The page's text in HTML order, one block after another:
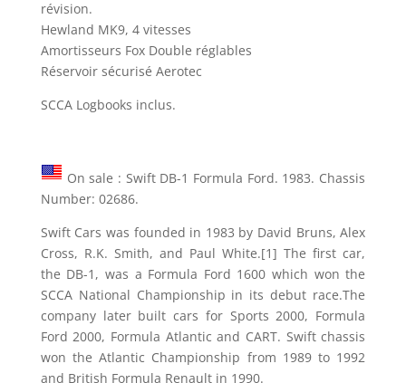
révision.
Hewland MK9, 4 vitesses
Amortisseurs Fox Double réglables
Réservoir sécurisé Aerotec
SCCA Logbooks inclus.
On sale : Swift DB-1 Formula Ford. 1983. Chassis
Number: 02686.
Swift Cars was founded in 1983 by David Bruns, Alex
Cross, R.K. Smith, and Paul White.[1] The first car,
the DB-1, was a Formula Ford 1600 which won the
SCCA National Championship in its debut race.The
company later built cars for Sports 2000, Formula
Ford 2000, Formula Atlantic and CART. Swift chassis
won the Atlantic Championship from 1989 to 1992
and British Formula Renault in 1990.